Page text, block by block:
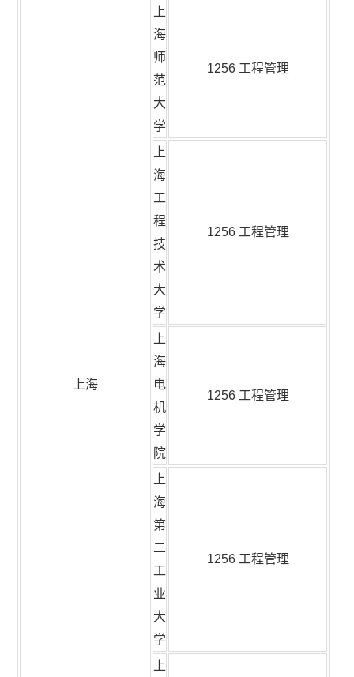
上海
上
海
师
范
大
学
1256 工程管理
上
海
工
程
技
术
大
学
1256 工程管理
上
海
电
机
学
院
1256 工程管理
上
海
第
二
工
业
大
学
1256 工程管理
上